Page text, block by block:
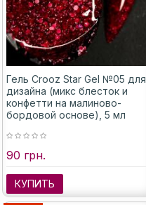
Гель Crooz Star Gel №05 для
дизайна (микс блесток и
конфетти на малиново-
бордовой основе), 5 мл
90 грн.
КУПИТЬ